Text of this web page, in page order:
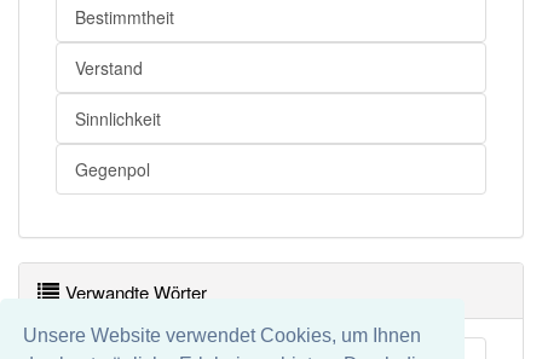
Unsere Website verwendet Cookies, um Ihnen
Gemüt
Gemüt
Gemüt
Gemütsanlage
Gemüt
Temperament
Gemüt
Thymos
Bestimmtheit
Verstand
Sinnlichkeit
Gegenpol
Verwandte Wörter